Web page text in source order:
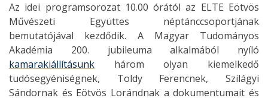
Az idei programsorozat 10.00 órától az ELTE Eötvös
Művészeti Együttes néptánccsoportjának
bemutatójával kezdődik. A Magyar Tudományos
Akadémia 200. jubileuma alkalmából nyíló
kamarakiállításunk három olyan kiemelkedő
tudósegyéniségnek, Toldy Ferencnek, Szilágyi
Sándornak és Eötvös Lorándnak a dokumentumait és